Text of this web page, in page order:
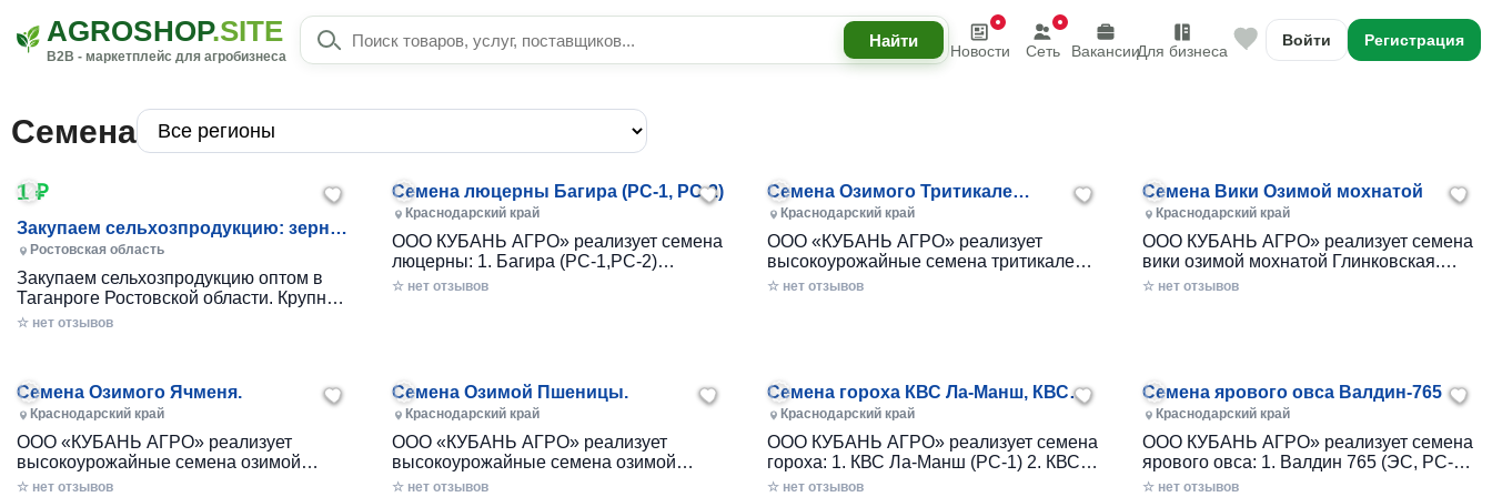
AGROSHOP.SITE
B2B - маркетплейс для агробизнеса Новости Сеть ВакансииДля бизнеса
Войти Регистрация
Семена
1 ₽
Закупаем сельхозпродукцию: зерно,
пшеницу, подсолнечник
Ростовская область
Закупаем сельхозпродукцию оптом в
Таганроге Ростовской области. Крупный
оптовый покупатель заинтересован в
☆ нет отзывов
Семена люцерны Багира (РС-1, РС-2)
Краснодарский край
ООО КУБАНЬ АГРО» реализует семена
люцерны: 1. Багира (РС-1,РС-2)
Семена соответствуют ГОСТу Р 52325-
☆ нет отзывов
Семена Озимого Тритикале
Хлебороб, Тихон
Краснодарский край
ООО «КУБАНЬ АГРО» реализует
высокоурожайные семена тритикале
урожая 2025 г. следующих сортов: 1.
☆ нет отзывов
Семена Вики Озимой мохнатой
Краснодарский край
ООО КУБАНЬ АГРО» реализует семена
вики озимой мохнатой Глинковская.
Семена соответствуют ГОСТу Р 52325-
☆ нет отзывов
Семена Озимого Ячменя.
Краснодарский край
ООО «КУБАНЬ АГРО» реализует
высокоурожайные семена озимой
пшеницы и ячменя урожая 2025 г.
☆ нет отзывов
Семена Озимой Пшеницы.
Краснодарский край
ООО «КУБАНЬ АГРО» реализует
высокоурожайные семена озимой
пшеницы и ячменя урожая 2025 г.
☆ нет отзывов
Семена гороха КВС Ла-Манш, КВС
Камелеон
Краснодарский край
ООО КУБАНЬ АГРО» реализует семена
гороха: 1. КВС Ла-Манш (РС-1) 2. КВС
Камелеон (РС-1) Семена соответствуют
☆ нет отзывов
Семена ярового овса Валдин-765
Краснодарский край
ООО КУБАНЬ АГРО» реализует семена
ярового овса: 1. Валдин 765 (ЭС, РС-1)
Семена соответствуют ГОСТу Р 52325-
☆ нет отзывов